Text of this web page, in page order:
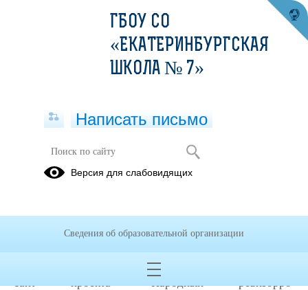
Организация питания в
сайт проекта «Народный ревизорро»
ГБОУ СО
«ЕКАТЕРИНБУРГСКАЯ
ШКОЛА № 7»
Написать письмо
Версия для слабовидящих
Сведения об образовательной организации